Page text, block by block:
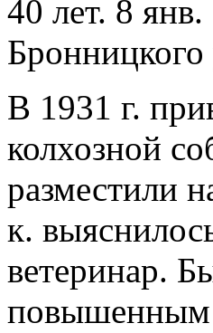
40 лет. 8
Бронницкого
В 1931 г.
колхозной
разместили
к.
ветеринар.
повышенным